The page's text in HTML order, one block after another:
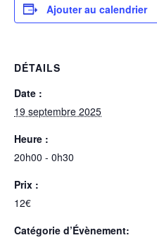
Ajouter au calendrier
DÉTAILS
Date :
19 septembre 2025
Heure :
20h00 - 0h30
Prix :
12€
Catégorie d’Évènement: